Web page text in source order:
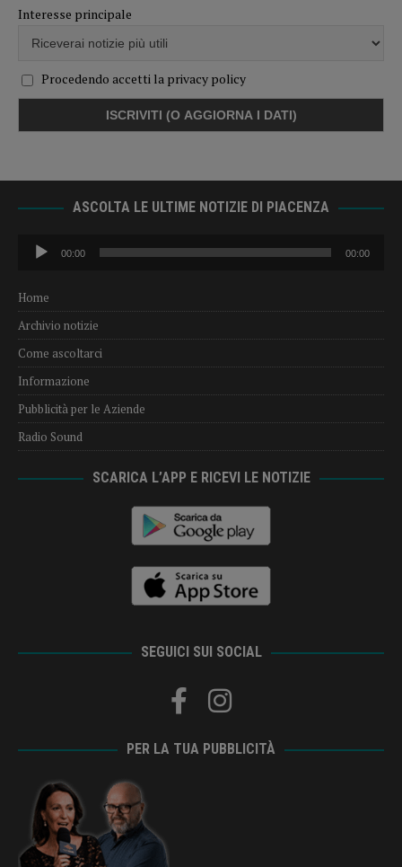
Interesse principale
Procedendo accetti la privacy policy
ASCOLTA LE ULTIME NOTIZIE DI PIACENZA
Audio
Player
00:00 00:00
Home
Archivio notizie
Come ascoltarci
Informazione
Pubblicità per le Aziende
Radio Sound
SCARICA L’APP E RICEVI LE NOTIZIE
SEGUICI SUI SOCIAL
PER LA TUA PUBBLICITÀ